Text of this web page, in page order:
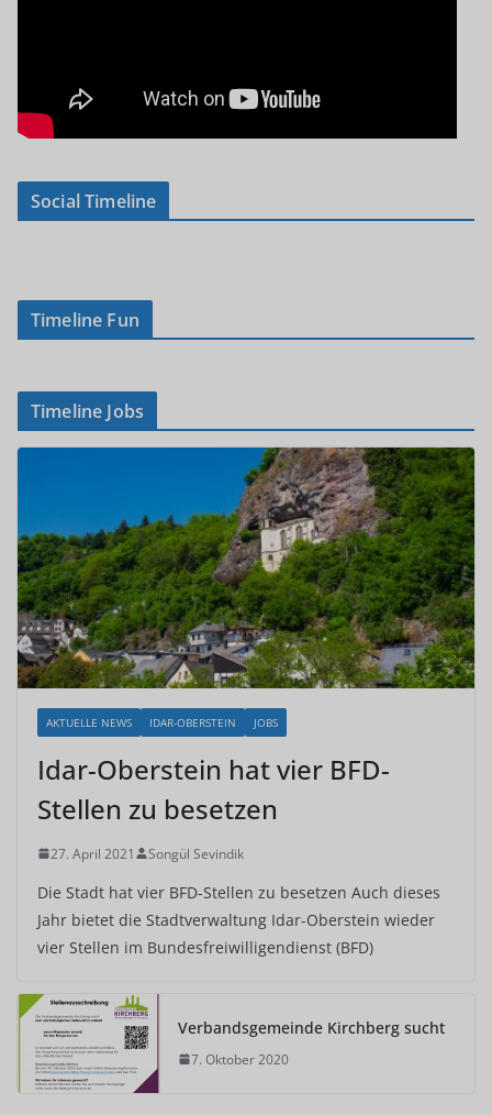
Social Timeline
Timeline Fun
Timeline Jobs
AKTUELLE NEWS IDAR-OBERSTEIN JOBS
Idar-Oberstein hat vier BFD-
Stellen zu besetzen
27. April 2021 Songül Sevindik
Die Stadt hat vier BFD-Stellen zu besetzen Auch dieses
Jahr bietet die Stadtverwaltung Idar-Oberstein wieder
vier Stellen im Bundesfreiwilligendienst (BFD)
Verbandsgemeinde Kirchberg sucht
7. Oktober 2020